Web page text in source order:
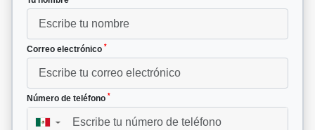
Correo electrónico *
Número de teléfono *
▼